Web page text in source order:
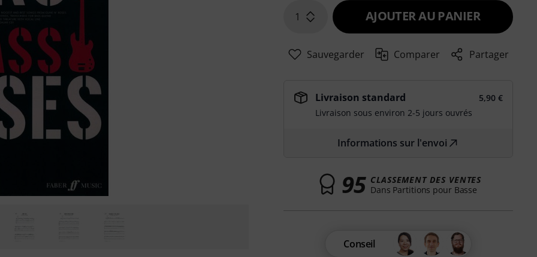
1 AJOUTER AU PANIER
Sauvegarder Comparer Partager
Livraison standard
5,90 €
Livraison sous environ 2-5 jours ouvrés
Informations sur l'envoi
95 CLASSEMENT DES VENTES
Dans Partitions pour Basse
Conseil